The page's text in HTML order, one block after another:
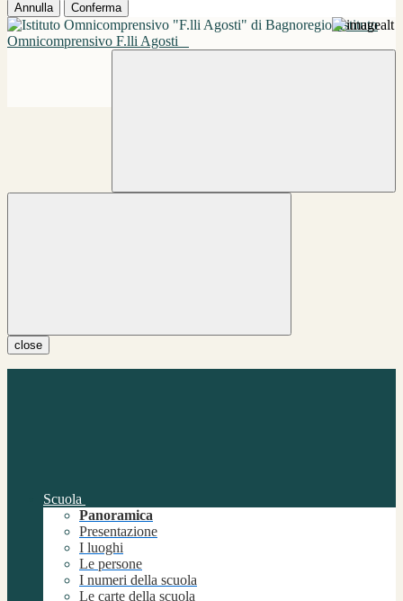
Annulla Conferma
Istituto
Omnicomprensivo F.lli Agosti
close
Scuola
Panoramica
Presentazione
I luoghi
Le persone
I numeri della scuola
Le carte della scuola